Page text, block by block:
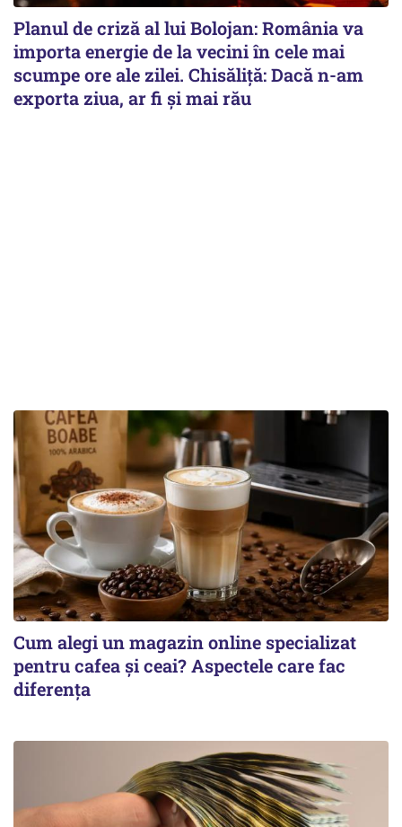
Planul de criză al lui Bolojan: România va
importa energie de la vecini în cele mai
scumpe ore ale zilei. Chisăliță: Dacă n-am
exporta ziua, ar fi și mai rău
Cum alegi un magazin online specializat
pentru cafea și ceai? Aspectele care fac
diferența